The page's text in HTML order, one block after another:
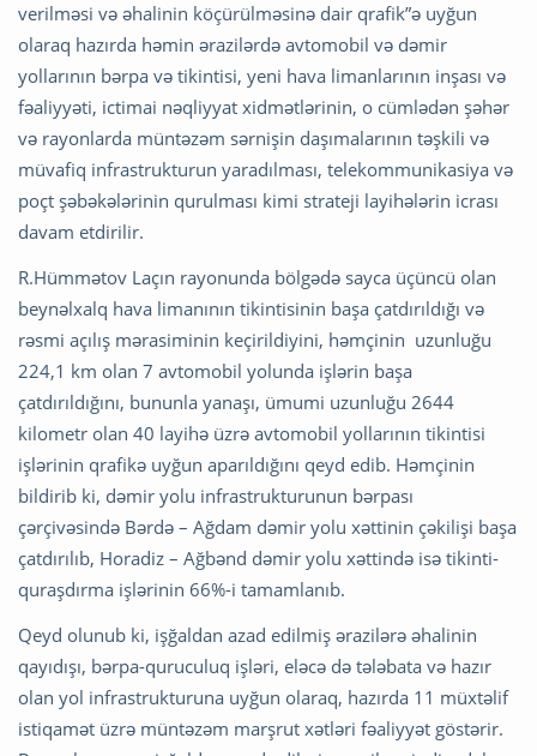
verilməsi və əhalinin köçürülməsinə dair qrafik”ə uyğun
olaraq hazırda həmin ərazilərdə avtomobil və dəmir
yollarının bərpa və tikintisi, yeni hava limanlarının inşası və
fəaliyyəti, ictimai nəqliyyat xidmətlərinin, o cümlədən şəhər
və rayonlarda müntəzəm sərnişin daşımalarının təşkili və
müvafiq infrastrukturun yaradılması, telekommunikasiya və
poçt şəbəkələrinin qurulması kimi strateji layihələrin icrası
davam etdirilir.
R.Hümmətov Laçın rayonunda bölgədə sayca üçüncü olan
beynəlxalq hava limanının tikintisinin başa çatdırıldığı və
rəsmi açılış mərasiminin keçirildiyini, həmçinin uzunluğu
224,1 km olan 7 avtomobil yolunda işlərin başa
çatdırıldığını, bununla yanaşı, ümumi uzunluğu 2644
kilometr olan 40 layihə üzrə avtomobil yollarının tikintisi
işlərinin qrafikə uyğun aparıldığını qeyd edib. Həmçinin
bildirib ki, dəmir yolu infrastrukturunun bərpası
çərçivəsində Bərdə – Ağdam dəmir yolu xəttinin çəkilişi başa
çatdırılıb, Horadiz – Ağbənd dəmir yolu xəttində isə tikinti-
quraşdırma işlərinin 66%-i tamamlanıb.
Qeyd olunub ki, işğaldan azad edilmiş ərazilərə əhalinin
qayıdışı, bərpa-quruculuq işləri, eləcə də tələbata və hazır
olan yol infrastrukturuna uyğun olaraq, hazırda 11 müxtəlif
istiqamət üzrə müntəzəm marşrut xətləri fəaliyyət göstərir.